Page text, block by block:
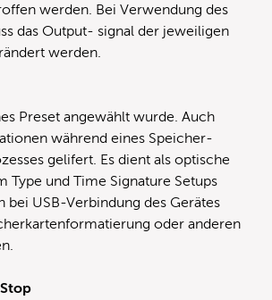
werden. Bei Verwendung des
das Output- signal der jeweiligen
werden.
Preset angewählt wurde. Auch
während eines Speicher-
gelifert. Es dient als optische
Type und Time Signature Setups
bei USB-Verbindung des Gerätes
oder anderen